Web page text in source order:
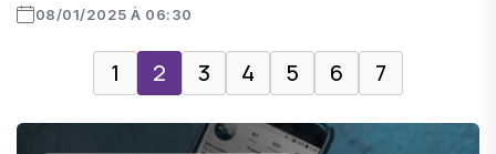
08/01/2025 À 06:30
1 2 3 4 5 6 7